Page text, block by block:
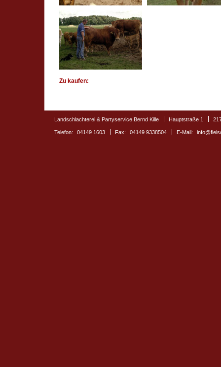
Zu kaufen:
Landschlachterei & Partyservice Bernd Kille Hauptstraße 1
Telefon: 04149 1603 Fax: 04149 9338504 E-Mail: